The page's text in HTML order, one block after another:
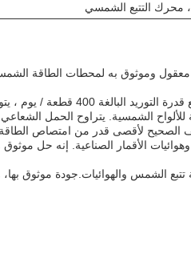
محرك التتبع الشمسي
150 ~ 1500 دولار أمريكي، هذا المنتج هو حل معقول
الأقمار الصناعية. إنه حل
الشمس والهوائيات.جودة موثوق